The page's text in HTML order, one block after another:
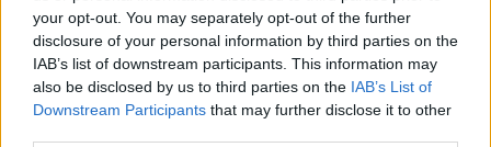
your opt-out. You may separately opt-out of the further
disclosure of your personal information by third parties on the
IAB’s list of downstream participants. This information may
also be disclosed by us to third parties on the IAB’s List of
Downstream Participants that may further disclose it to other